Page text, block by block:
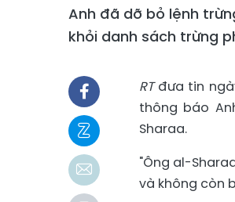
Anh đã dỡ bỏ lệnh
khỏi danh sách trừng
RTđưa tin
thông báo
Sharaa.
"Ông al-
và không còn